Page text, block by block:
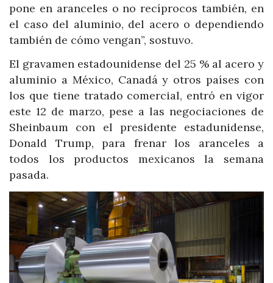
pone en aranceles o no recíprocos también, en
el caso del aluminio, del acero o dependiendo
también de cómo vengan”, sostuvo.
El gravamen estadounidense del 25 % al acero y
aluminio a México, Canadá y otros países con
los que tiene tratado comercial, entró en vigor
este 12 de marzo, pese a las negociaciones de
Sheinbaum con el presidente estadunidense,
Donald Trump, para frenar los aranceles a
todos los productos mexicanos la semana
pasada.